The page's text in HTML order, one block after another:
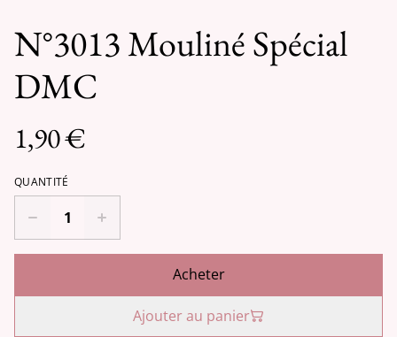
N°3013 Mouliné Spécial
DMC
1,90 €
QUANTITÉ
Acheter
Ajouter au panier